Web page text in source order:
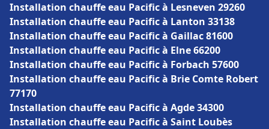
Installation chauffe eau Pacific à Lesneven 29260
Installation chauffe eau Pacific à Lanton 33138
Installation chauffe eau Pacific à Gaillac 81600
Installation chauffe eau Pacific à Elne 66200
Installation chauffe eau Pacific à Forbach 57600
Installation chauffe eau Pacific à Brie Comte Robert
77170
Installation chauffe eau Pacific à Agde 34300
Installation chauffe eau Pacific à Saint Loubès